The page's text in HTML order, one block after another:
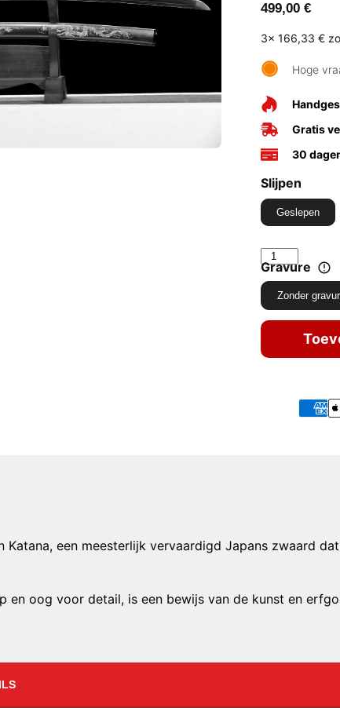
499,00 €
3x 166,33 €
Hoge
Gratis
30
Slijpen
Geslepen
Gravure
Zonder
Katana, een meesterlijk vervaardigd Japans zwaard
oog voor detail, is een bewijs van de kunst en